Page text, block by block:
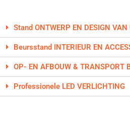
Stand ONTWERP EN DESIGN
Beursstand INTERIEUR EN
OP- EN AFBOUW & TRANSPORT
Professionele LED VERLICHTING